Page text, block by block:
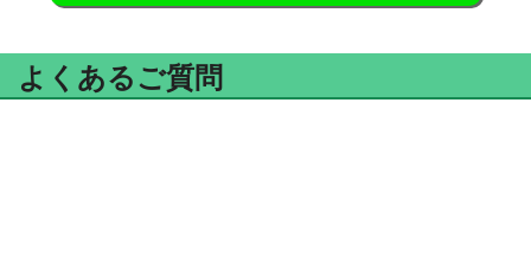
よくあるご質問